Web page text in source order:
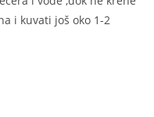
i kuvati još oko 1-2